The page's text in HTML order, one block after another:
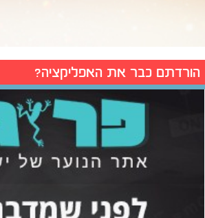
הורדתם כבר את האפליקציה?